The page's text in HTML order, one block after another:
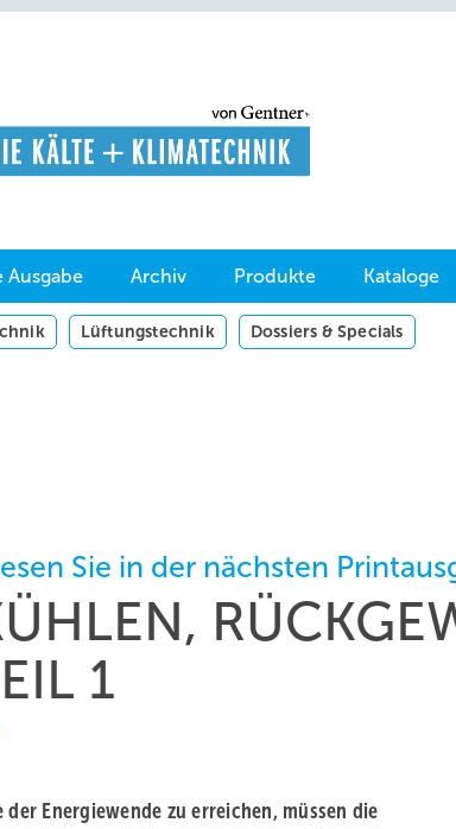
Ausgabe Archiv Produkte Kataloge
Lüftungstechnik Dossiers & Specials
Sie in der nächsten
1
Energiewende zu erreichen, müssen die